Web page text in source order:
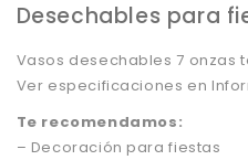
Desechables para
Vasos desechables 7 onzas
Ver especificaciones en
Te recomendamos:
– Decoración para fiestas